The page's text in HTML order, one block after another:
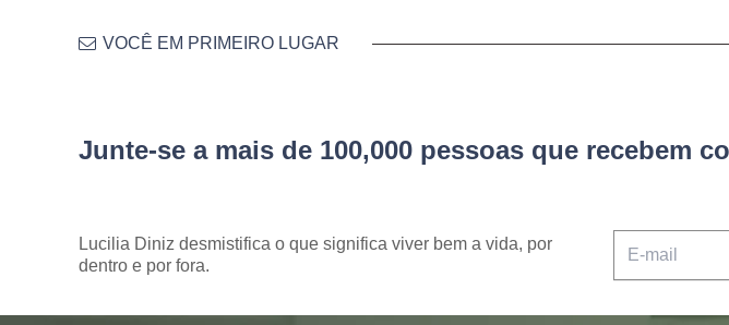
VOCÊ EM PRIMEIRO LUGAR
Junte-se a mais de 100,000 pessoas que recebem
Lucilia Diniz desmistifica o que significa viver bem a vida, por
dentro e por fora.